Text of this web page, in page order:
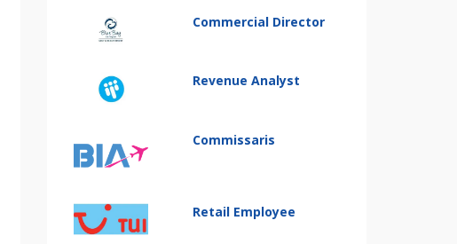
Commercial Director
Revenue Analyst
Commissaris
Retail Employee